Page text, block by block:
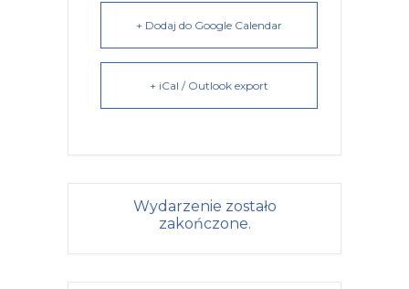
+ Dodaj do Google Calendar
+ iCal / Outlook export
Wydarzenie zostało
zakończone.